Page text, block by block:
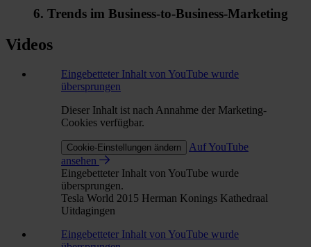
6. Trends im Business-to-Business-Marketing
Videos
Eingebetteter Inhalt von YouTube wurde
übersprungen
Dieser Inhalt ist nach Annahme der Marketing-
Cookies verfügbar.
Cookie-Einstellungen ändern
Auf YouTube
ansehen
Eingebetteter Inhalt von YouTube wurde
übersprungen.
Tesla World 2015 Herman Konings Kathedraal
Uitdagingen
Eingebetteter Inhalt von YouTube wurde